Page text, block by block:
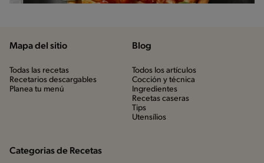
Mapa del sitio
Todas las recetas
Recetarios descargables
Planea tu menú
Blog
Todos los artículos
Cocción y técnica
Ingredientes
Recetas caseras
Tips
Utensílios
Categorias de Recetas